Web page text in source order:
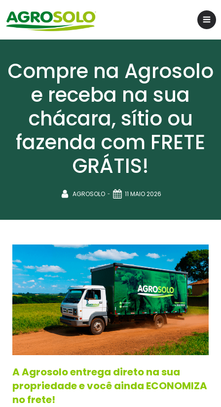
Compre na Agrosolo
e receba na sua
chácara, sítio ou
fazenda com FRETE
GRÁTIS!
AGROSOLO - 11 MAIO 2026
A Agrosolo entrega direto na sua
propriedade e você ainda ECONOMIZA
no frete!